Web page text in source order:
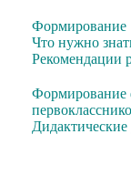
Что нужно
Рекомендации
Формирование